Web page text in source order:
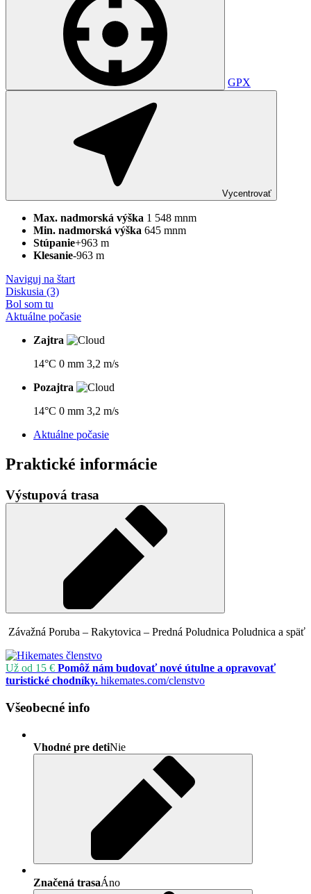
GPX
Vycentrovať
Max. nadmorská výška 1 548 mnm
Min. nadmorská výška 645 mnm
Stúpanie+963 m
Klesanie-963 m
Naviguj na štart
Diskusia (3)
Bol som tu
Aktuálne počasie
Zajtra
14°C 0 mm 3,2 m/s
Pozajtra
14°C 0 mm 3,2 m/s
Aktuálne počasie
Praktické informácie
Výstupová trasa
Závažná Poruba – Rakytovica – Predná Poludnica Poludnica a späť
Už od 15 € Pomôž nám budovať nové útulne a opravovať
turistické chodníky. hikemates.com/clenstvo
Všeobecné info
Vhodné pre detiNie
Značená trasaÁno